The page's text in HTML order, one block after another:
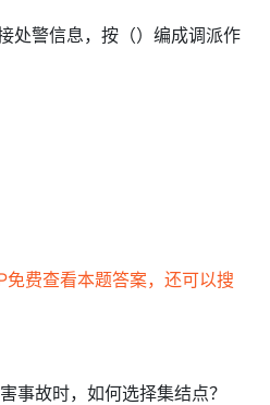
处警信息，按（）编成调派作
费查看本题答案，还可以搜
事故时，如何选择集结点？